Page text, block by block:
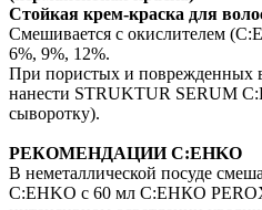
Стойкая крем-краска для
Смешивается с окислителем
6%, 9%, 12%.
При пористых и поврежденных
нанести STRUKTUR SERUM
сыворотку).
РЕКОМЕНДАЦИИ C:EHKO
В неметаллической посуде
C:EHKO с 60 мл С:ЕНКО